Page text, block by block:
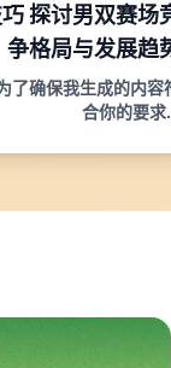
探讨男双赛场
争格局与发展趋
了确保我生成的内容
合你的要求